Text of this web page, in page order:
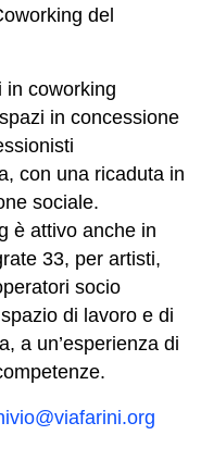
del
in coworking
in concessione
con una ricaduta in
sociale.
è attivo anche in
33, per artisti,
socio
di lavoro e di
a un’esperienza di